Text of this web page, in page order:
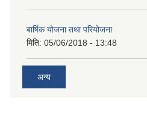
बार्षिक योजना तथा परियोजना
मिति: 05/06/2018 - 13:48
अन्य